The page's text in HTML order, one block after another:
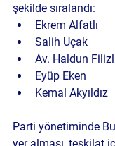
şekilde sıralandı:
Ekrem Alfatlı
Salih Uçak
Av. Haldun
Eyüp Eken
Kemal Akyıldız
Parti yönetiminde
yer alması, teşkilat